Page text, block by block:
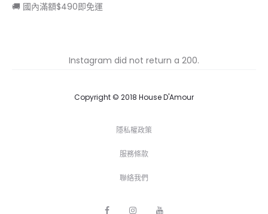
🚚 國內滿額$490即免運
Instagram did not return a 200.
Copyright © 2018 House D'Amour
隱私權政策
服務條款
聯絡我們